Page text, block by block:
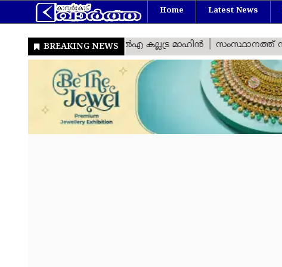
Home Latest News